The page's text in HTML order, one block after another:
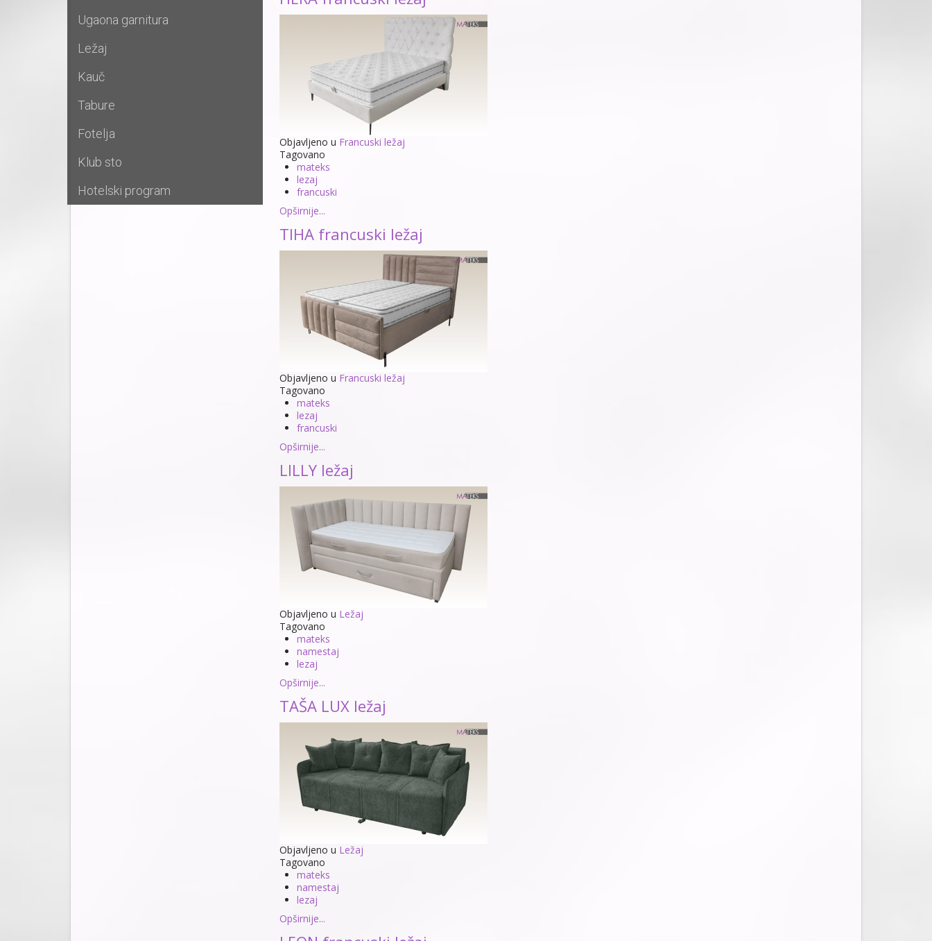
Ugaona garnitura
Ležaj
Kauč
Tabure
Fotelja
Klub sto
Hotelski program
Objavljeno u Francuski ležaj
Tagovano
mateks
lezaj
francuski
Opširnije...
TIHA francuski ležaj
Objavljeno u Francuski ležaj
Tagovano
mateks
lezaj
francuski
Opširnije...
LILLY ležaj
Objavljeno u Ležaj
Tagovano
mateks
namestaj
lezaj
Opširnije...
TAŠA LUX ležaj
Objavljeno u Ležaj
Tagovano
mateks
namestaj
lezaj
Opširnije...